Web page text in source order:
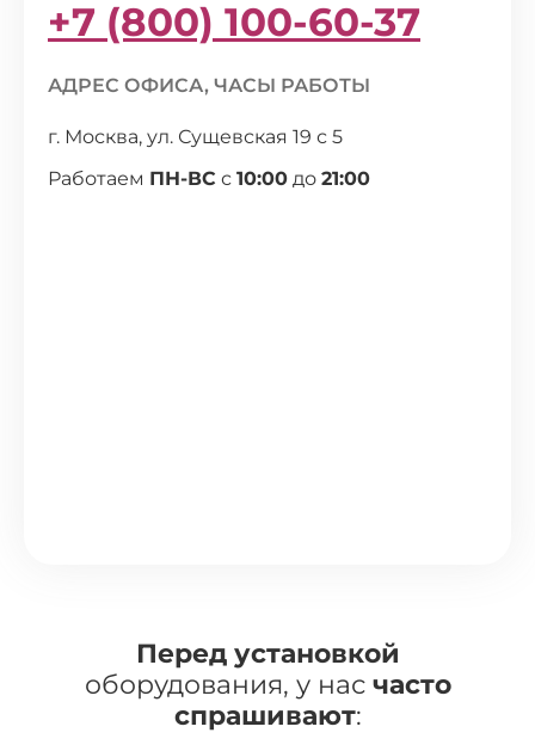
+7 (800) 100-60-37
АДРЕС ОФИСА, ЧАСЫ РАБОТЫ
г. Москва, ул. Сущевская 19 с 5
Работаем ПН-ВС с 10:00 до 21:00
Перед установкой
оборудования, у нас часто
спрашивают: